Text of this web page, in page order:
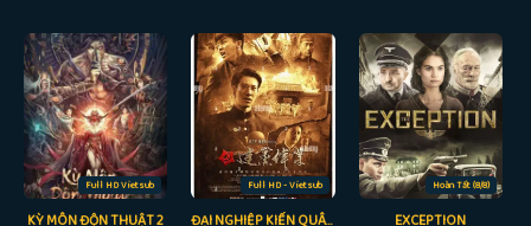
Full HD Vietsub
KỲ MÔN ĐỘN THUẬT 2
Full HD - Vietsub
ĐẠI NGHIỆP KIẾN QUÂN
Hoàn Tất (8/8)
EXCEPTION